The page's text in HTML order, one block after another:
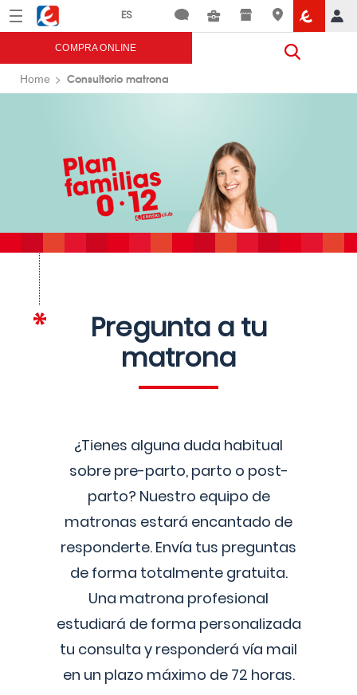
Menú Eroski
COMPRA ONLINE
Home Consultorio matrona
Pregunta a tu
matrona
¿Tienes alguna duda habitual
sobre pre-parto, parto o post-
parto? Nuestro equipo de
matronas estará encantado de
responderte. Envía tus preguntas
de forma totalmente gratuita.
Una matrona profesional
estudiará de forma personalizada
tu consulta y responderá vía mail
en un plazo máximo de 72 horas.